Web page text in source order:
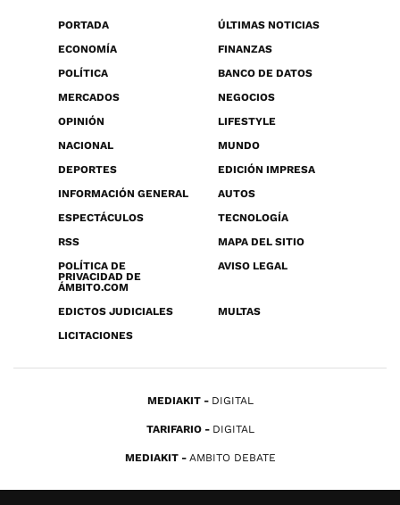
PORTADA
ÚLTIMAS NOTICIAS
ECONOMÍA
FINANZAS
POLÍTICA
BANCO DE DATOS
MERCADOS
NEGOCIOS
OPINIÓN
LIFESTYLE
NACIONAL
MUNDO
DEPORTES
EDICIÓN IMPRESA
INFORMACIÓN GENERAL
AUTOS
ESPECTÁCULOS
TECNOLOGÍA
RSS
MAPA DEL SITIO
POLÍTICA DE
PRIVACIDAD DE
ÁMBITO.COM
AVISO LEGAL
EDICTOS JUDICIALES
MULTAS
LICITACIONES
MEDIAKIT DIGITAL
TARIFARIO DIGITAL
MEDIAKIT AMBITO DEBATE